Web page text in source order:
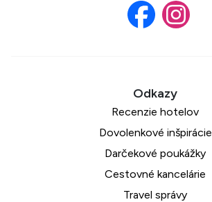
Recenzie hotelov
Dovolenkové inšpirácie
Darčekové poukážky
Cestovné kancelárie
Travel správy